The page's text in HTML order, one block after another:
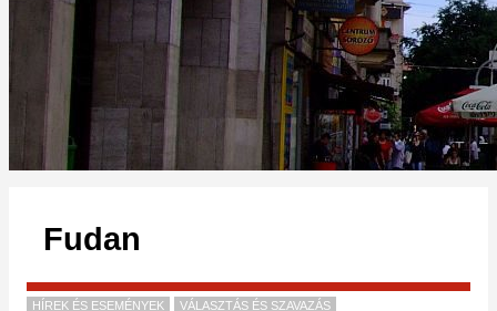
Fudan
HÍREK ÉS ESEMÉNYEK VÁLASZTÁS ÉS SZAVAZÁS